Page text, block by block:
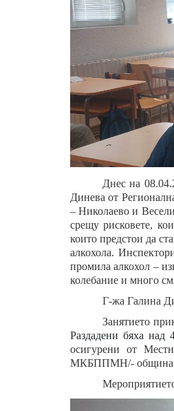
Днес на
Динева от
– Николаево и
срещу рисковете,
които предстои да
алкохола.
промила алкохол –
колебание и много
Г-жа Галина
Занятието
Раздадени бяха над
осигурени от
МКБППМН/- община